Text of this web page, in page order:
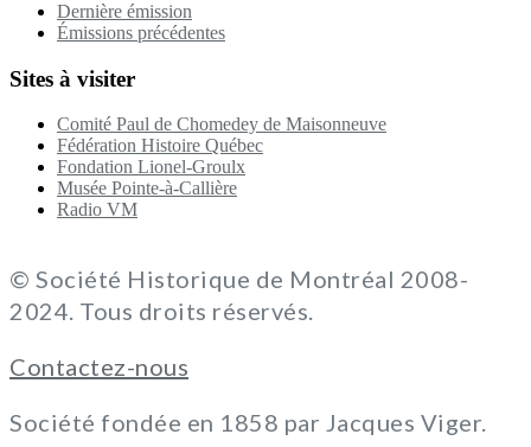
Dernière émission
Émissions précédentes
Sites à visiter
Comité Paul de Chomedey de Maisonneuve
Fédération Histoire Québec
Fondation Lionel-Groulx
Musée Pointe-à-Callière
Radio VM
© Société Historique de Montréal 2008-
2024. Tous droits réservés.
Contactez-nous
Société fondée en 1858 par Jacques Viger.